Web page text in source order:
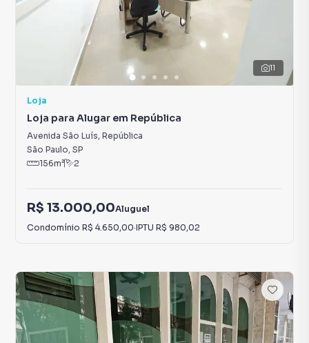
11
Loja
Loja para Alugar em República
Avenida São Luís, República
São Paulo, SP
156m² 2
R$ 13.000,00Aluguel
Condomínio R$ 4.650,00·IPTU R$ 980,02